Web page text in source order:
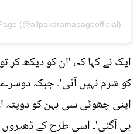
ایک نے کہا کہ، 'ان کو دیکھ کر
کو شرم نہیں آئی'۔ جبکہ دوسرے
اپنی چھوٹی سی بہن کو دوپٹہ
ہی آگئی'۔ اسی طرح کے